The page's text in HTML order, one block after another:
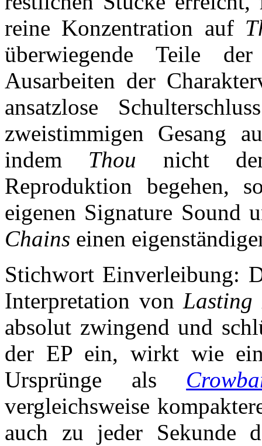
reine Konzentration auf
überwiegende Teile
Ausarbeiten der
ansatzlose
zweistimmigen Gesang
indem Thou nicht
Reproduktion begehen,
eigenen Signature Sound
Chains einen
Stichwort Einverleibung:
Interpretation vonLasting
absolut zwingend und
der EP ein, wirkt wie
Ursprünge als
vergleichsweise
auch zu jeder Sekunde